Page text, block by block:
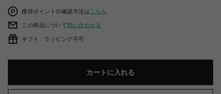
獲得ポイントの確認方法は こちら
この商品について問い合わせる
ギフト：ラッピング不可
カートに入れる